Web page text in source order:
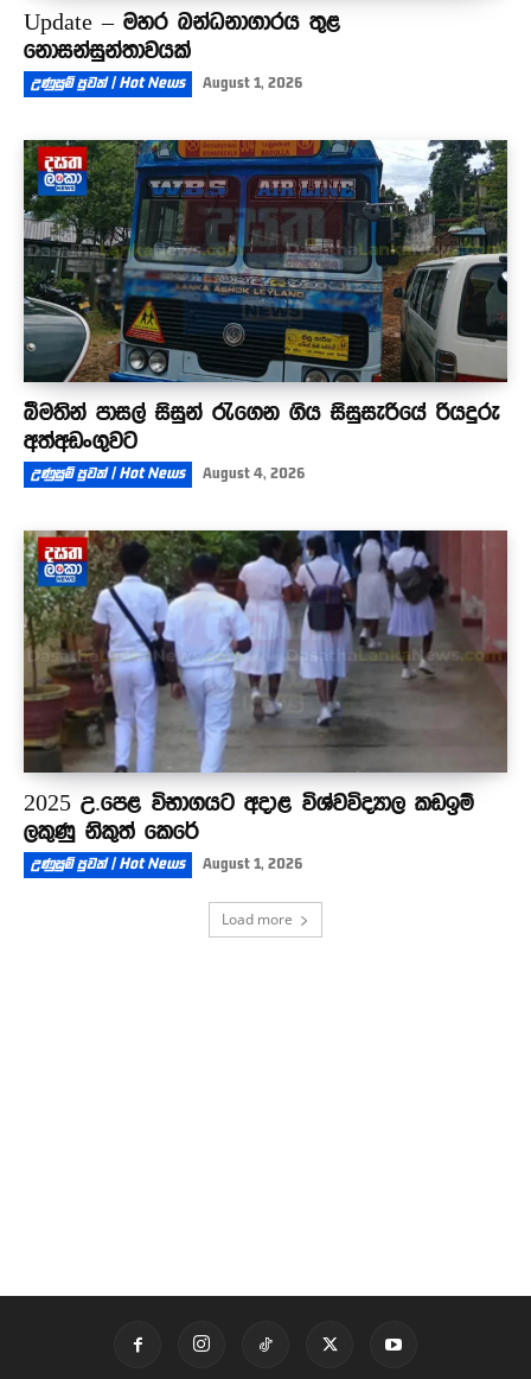
Update – මහර බන්ධනාගාරය තුළ
නොසන්සුන්තාවයක්
උණුසුම් පුවත් | Hot News August 1, 2026
බීමතින් පාසල් සිසුන් රැගෙන ගිය සිසුසැරියේ රියදුරු
අත්අඩංගුවට
උණුසුම් පුවත් | Hot News August 4, 2026
2025 උ.පෙළ විභාගයට අදාළ විශ්වවිද්‍යාල කඩඉම්
ලකුණු නිකුත් කෙරේ
උණුසුම් පුවත් | Hot News August 1, 2026
Load more